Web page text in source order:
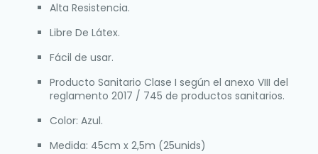
Alta Resistencia.
Libre De Látex.
Fácil de usar.
Producto Sanitario Clase I según el anexo VIII del
reglamento 2017 / 745 de productos sanitarios.
Color: Azul.
Medida: 45cm x 2,5m (25unids)